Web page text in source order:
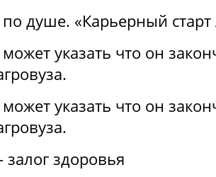
душе. «Карьерный
может указать что он
может указать что он
здоровья